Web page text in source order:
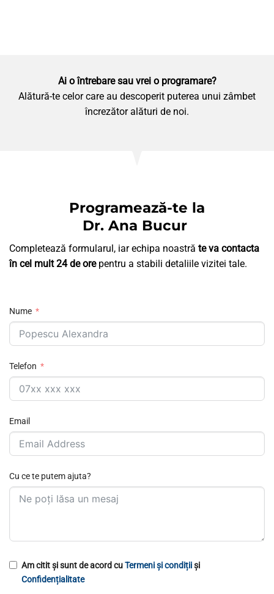
Ai o întrebare sau vrei o programare?
Alătură-te celor care au descoperit puterea unui zâmbet
încrezător alături de noi.
Programează-te la
Dr. Ana Bucur
Completează formularul, iar echipa noastră te va contacta
în cel mult 24 de orepentru a stabili detaliile vizitei tale.
Nume
Telefon
Email
Cu ce te putem ajuta?
Am citit și sunt de acord cuTermeni și condițiiși
Confidențialitate